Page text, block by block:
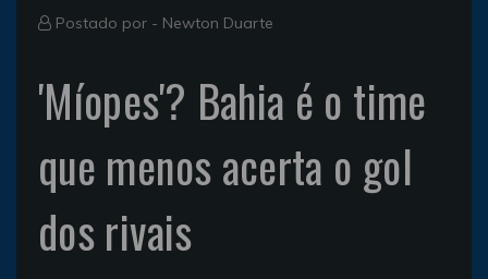
Postado por - Newton Duarte
'Míopes'? Bahia é o time
que menos acerta o gol
dos rivais